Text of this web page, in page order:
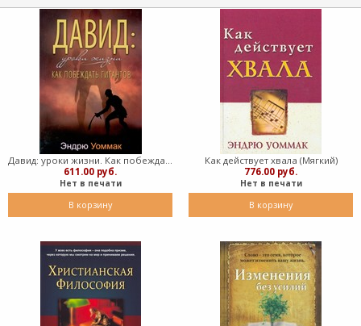
611.00 руб.
Нет в печати
В корзину
Как действует хвала (Мягкий)
776.00 руб.
Нет в печати
В корзину